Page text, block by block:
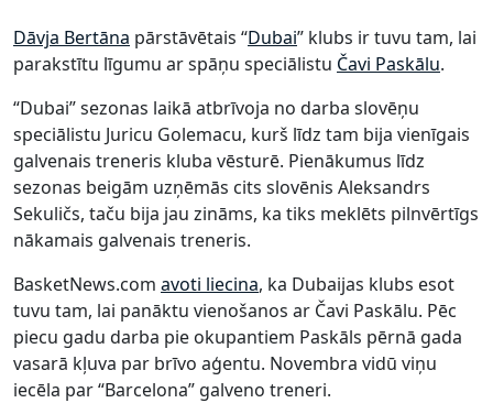
Dāvja Bertāna pārstāvētais “Dubai” klubs ir tuvu tam, lai
parakstītu līgumu ar spāņu speciālistu Čavi Paskālu.
“Dubai” sezonas laikā atbrīvoja no darba slovēņu
speciālistu Juricu Golemacu, kurš līdz tam bija vienīgais
galvenais treneris kluba vēsturē. Pienākumus līdz
sezonas beigām uzņēmās cits slovēnis Aleksandrs
Sekuličs, taču bija jau zināms, ka tiks meklēts pilnvērtīgs
nākamais galvenais treneris.
BasketNews.com avoti liecina, ka Dubaijas klubs esot
tuvu tam, lai panāktu vienošanos ar Čavi Paskālu. Pēc
piecu gadu darba pie okupantiem Paskāls pērnā gada
vasarā kļuva par brīvo aģentu. Novembra vidū viņu
iecēla par “Barcelona” galveno treneri.